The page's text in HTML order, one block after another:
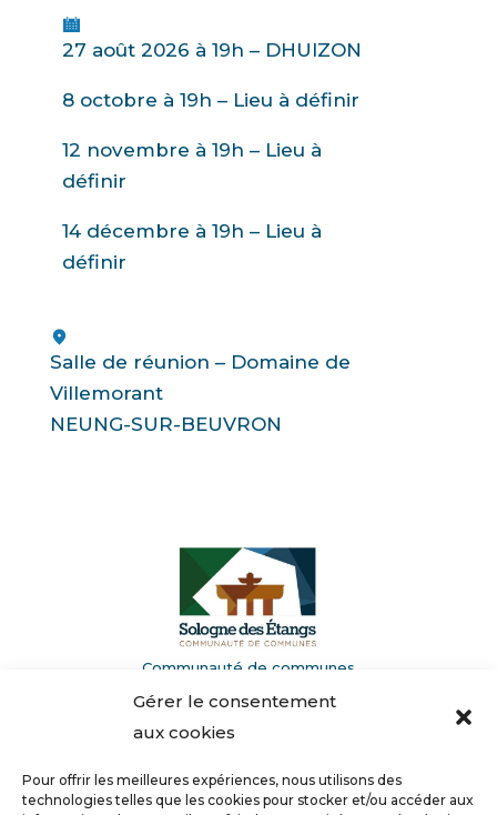
Gérer le consentement
aux cookies
Pour offrir les meilleures expériences, nous utilisons des
technologies telles que les cookies pour stocker et/ou accéder aux
27 août 2026 à 19h – DHUIZON
8 octobre à 19h – Lieu à définir
12 novembre à 19h – Lieu à
définir
14 décembre à 19h – Lieu à
définir
Salle de réunion – Domaine de
Villemorant
NEUNG-SUR-BEUVRON
Communauté de communes
Domaine de Villemorant
41210 Neung-sur-Beuvron
02 54 94 62 00